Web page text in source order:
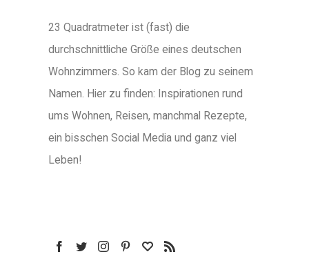
23 Quadratmeter ist (fast) die
durchschnittliche Größe eines deutschen
Wohnzimmers. So kam der Blog zu seinem
Namen. Hier zu finden: Inspirationen rund
ums Wohnen, Reisen, manchmal Rezepte,
ein bisschen Social Media und ganz viel
Leben!